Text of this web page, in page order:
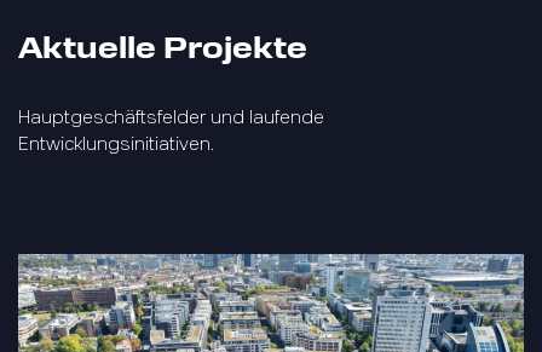
Aktuelle Projekte
Hauptgeschäftsfelder und laufende
Entwicklungsinitiativen.